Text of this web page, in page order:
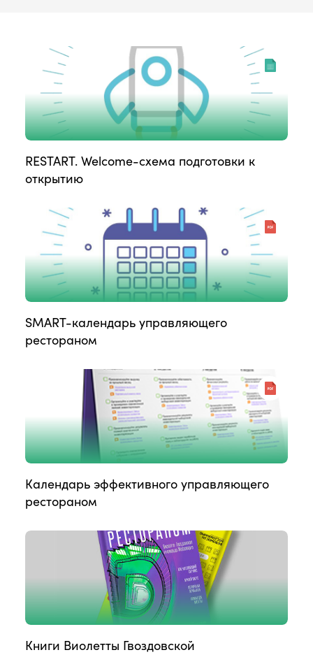
RESTART. Welcome-схема подготовки к
открытию
SMART-календарь управляющего
рестораном
Календарь эффективного управляющего
рестораном
Книги Виолетты Гвоздовской